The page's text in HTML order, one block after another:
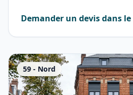
Demander un devis dans le
59 - Nord